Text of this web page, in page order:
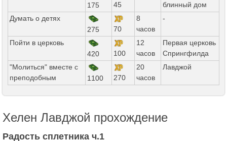
175
45
блинный дом
Думать о детях
275
70
8
часов
-
Пойти в церковь
420
100
12
часов
Первая церковь
Спрингфилда
"Молиться" вместе с
преподобным
1100 270
20
часов
Лавджой
Хелен Лавджой прохождение
Радость сплетника ч.1